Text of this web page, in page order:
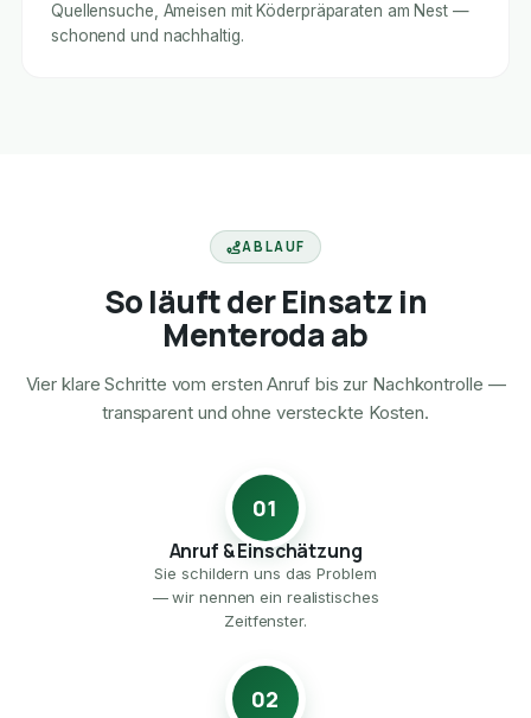
Quellensuche, Ameisen mit Köderpräparaten am Nest —
schonend und nachhaltig.
ABLAUF
So läuft der Einsatz in
Menteroda ab
Vier klare Schritte vom ersten Anruf bis zur Nachkontrolle —
transparent und ohne versteckte Kosten.
01
Anruf & Einschätzung
Sie schildern uns das Problem
— wir nennen ein realistisches
Zeitfenster.
02